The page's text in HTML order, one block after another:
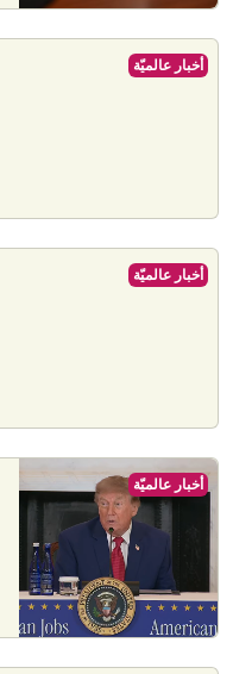
أخبار عالميّة
أخبار عالميّة
أخبار عالميّة